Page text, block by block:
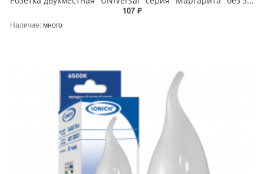
107 ₽
Наличие:много